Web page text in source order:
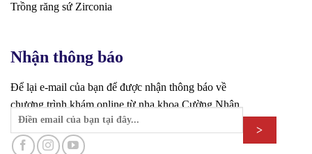
Trồng răng sứ Zirconia
Nhận thông báo
Để lại e-mail của bạn để được nhận thông báo về
chương trình khám online từ nha khoa Cường Nhân.